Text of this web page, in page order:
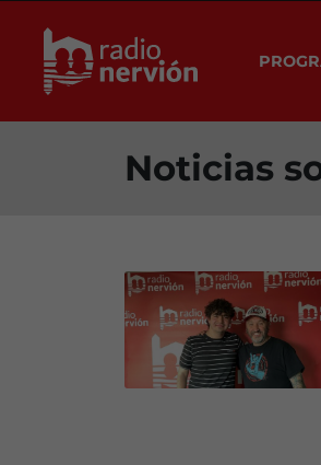
Noticias